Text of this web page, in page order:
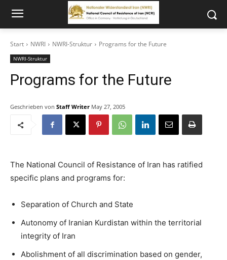
Start NWRI NWRI-Struktur Programs for the Future
NWRI-Struktur
Programs for the Future
Geschrieben von Staff Writer May 27, 2005
The National Council of Resistance of Iran has ratified
specific plans and programs for:
Separation of Church and State
Autonomy of Iranian Kurdistan within the territorial
integrity of Iran
Abolishment of all discrimination based on gender,